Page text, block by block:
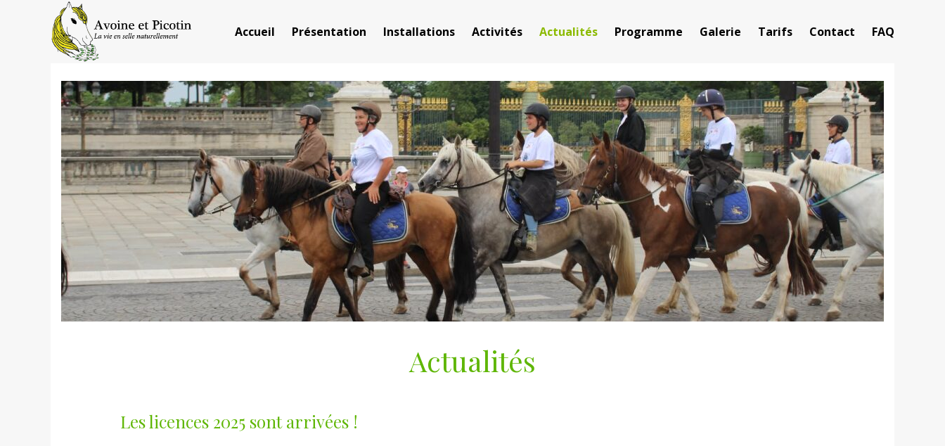
Accueil Présentation Installations Activités Actualités Programme Galerie Tarifs Contact FAQ
Actualités
Les licences 2025 sont arrivées !